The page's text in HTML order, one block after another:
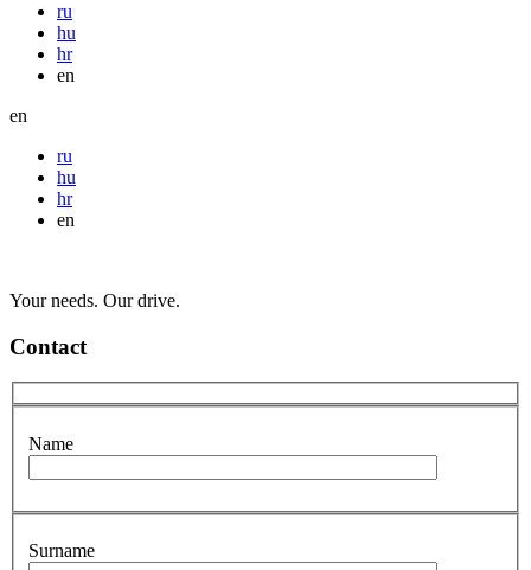
ru
hu
hr
en
en
ru
hu
hr
en
Your needs. Our drive.
Contact
Name
Surname